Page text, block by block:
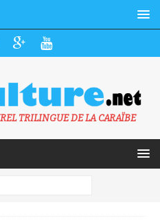
TRILINGUE DE LA CARAÏBE